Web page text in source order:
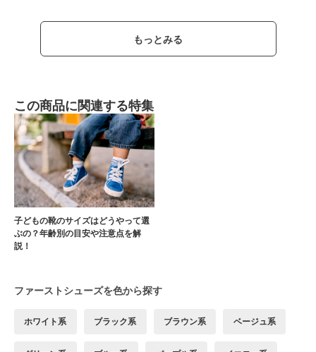
もっとみる
この商品に関連する特集
子どもの靴のサイズはどうやって選
ぶの？年齢別の目安や注意点を解
説！
ファーストシューズを色から探す
ホワイト系 ブラック系 ブラウン系 ベージュ系